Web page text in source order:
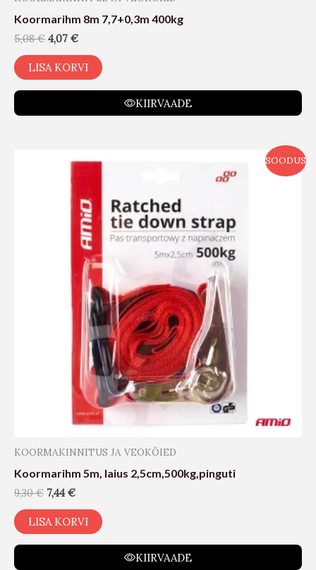
Koormarihm 8m 7,7+0,3m 400kg
5,08€ 4,07 €
LISA KORVI
KIIRVAADE
SOODUS
KOORMAKINNITUS JA VEOKÖIED
Koormarihm 5m, laius 2,5cm,500kg,pinguti
9,30€ 7,44€
LISA KORVI
KIIRVAADE